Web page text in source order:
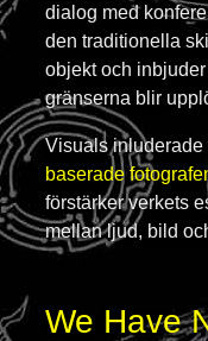
dialog med
den traditionella
objekt och
gränserna blir
Visuals
baserade
förstärker verkets
mellan ljud, bild
We Have